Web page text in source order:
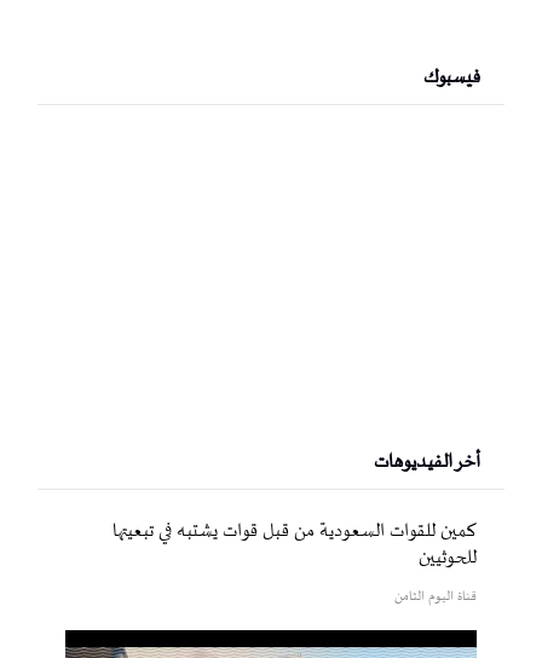
فيسبوك
أخر الفيديوهات
كمين للقوات السعودية من قبل قوات يشتبه في تبعيتها
للحوثيين
قناة اليوم الثامن